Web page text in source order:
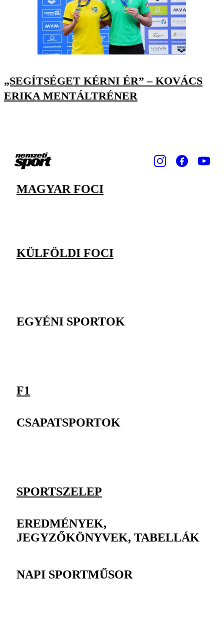
„SEGÍTSÉGET KÉRNI ÉR” – KOVÁCS
ERIKA MENTÁLTRÉNER
MAGYAR FOCI
KÜLFÖLDI FOCI
EGYÉNI SPORTOK
F1
CSAPATSPORTOK
SPORTSZELEP
EREDMÉNYEK,
JEGYZŐKÖNYVEK, TABELLÁK
NAPI SPORTMŰSOR